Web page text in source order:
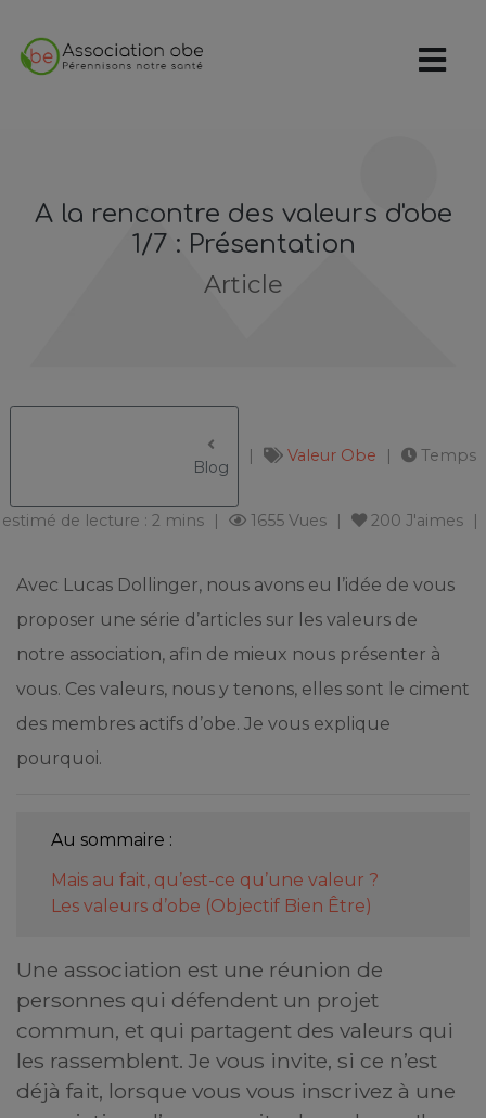
A la rencontre des valeurs d'obe
1/7 : Présentation
Article
Valeur Obe Temps
estimé de lecture : 2 mins 1655 Vues 200 J'aimes
Avec Lucas Dollinger, nous avons eu l’idée de vous
proposer une série d’articles sur les valeurs de
notre association, afin de mieux nous présenter à
vous. Ces valeurs, nous y tenons, elles sont le ciment
des membres actifs d’obe. Je vous explique
pourquoi.
Au sommaire :
Mais au fait, qu’est-ce qu’une valeur ?
Les valeurs d’obe (Objectif Bien Être)
Une association est une réunion de
personnes qui défendent un projet
commun, et qui partagent des valeurs qui
les rassemblent. Je vous invite, si ce n’est
déjà fait, lorsque vous vous inscrivez à une